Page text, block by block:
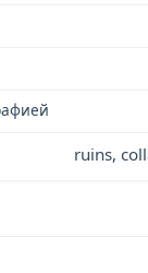
ruins,